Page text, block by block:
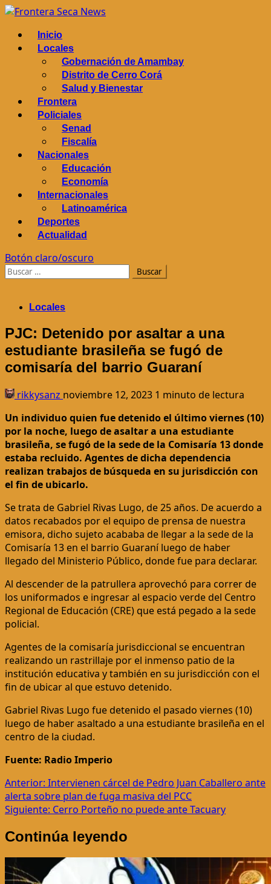
Saltar
contenido
Menú
principal
Inicio
Locales
Gobernación de Amambay
Distrito de Cerro Corá
Salud y Bienestar
Frontera
Policiales
Senad
Fiscalía
Nacionales
Educación
Economía
Internacionales
Latinoamérica
Deportes
Actualidad
Botón claro/oscuro
Buscar:
Locales
PJC: Detenido por asaltar a una
estudiante brasileña se fugó de
comisaría del barrio Guaraní
rikkysanz noviembre 12, 2023 1 minuto de lectura
Un individuo quien fue detenido el último viernes (10)
por la noche, luego de asaltar a una estudiante
brasileña, se fugó de la sede de la Comisaría 13 donde
estaba recluido. Agentes de dicha dependencia
realizan trabajos de búsqueda en su jurisdicción con
el fin de ubicarlo.
Se trata de Gabriel Rivas Lugo, de 25 años. De acuerdo a
datos recabados por el equipo de prensa de nuestra
emisora, dicho sujeto acababa de llegar a la sede de la
Comisaría 13 en el barrio Guaraní luego de haber
llegado del Ministerio Público, donde fue para declarar.
Al descender de la patrullera aprovechó para correr de
los uniformados e ingresar al espacio verde del Centro
Regional de Educación (CRE) que está pegado a la sede
policial.
Agentes de la comisaría jurisdiccional se encuentran
realizando un rastrillaje por el inmenso patio de la
institución educativa y también en su jurisdicción con el
fin de ubicar al que estuvo detenido.
Gabriel Rivas Lugo fue detenido el pasado viernes (10)
luego de haber asaltado a una estudiante brasileña en el
centro de la ciudad.
Fuente: Radio Imperio
Navegación
de
entradas
Anterior: Intervienen cárcel de Pedro Juan Caballero ante
alerta sobre plan de fuga masiva del PCC
Siguiente: Cerro Porteño no puede ante Tacuary
Continúa leyendo